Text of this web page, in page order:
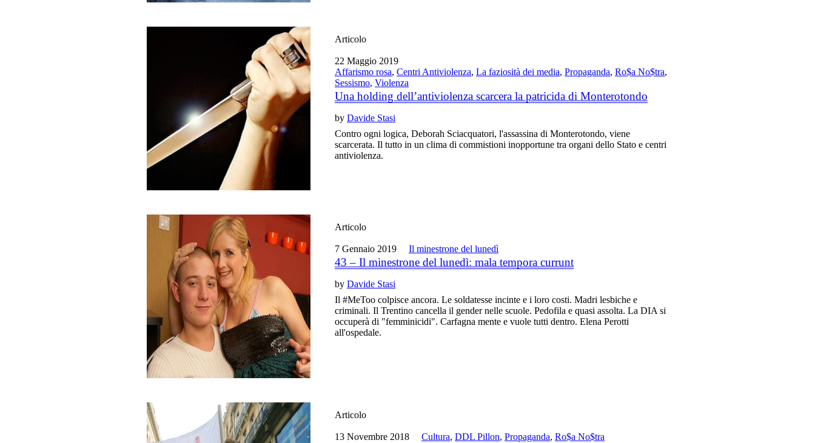
Articolo
22 Maggio 2019
Affarismo rosa,Centri Antiviolenza,La faziosità dei media,Propaganda,Ro$a No$tra,
Sessismo,Violenza
Una holding dell’antiviolenza scarcera la patricida di Monterotondo
byDavide Stasi
Contro ogni logica, Deborah Sciacquatori, l'assassina di Monterotondo, viene
scarcerata. Il tutto in un clima di commistioni inopportune tra organi dello Stato e centri
antiviolenza.
Articolo
7 Gennaio 2019 Il minestrone del lunedì
43 – Il minestrone del lunedì: mala tempora currunt
byDavide Stasi
Il #MeToo colpisce ancora. Le soldatesse incinte e i loro costi. Madri lesbiche e
criminali. Il Trentino cancella il gender nelle scuole. Pedofila e quasi assolta. La DIA si
occuperà di "femminicidi". Carfagna mente e vuole tutti dentro. Elena Perotti
all'ospedale.
Articolo
13 Novembre 2018 Cultura,DDL Pillon,Propaganda,Ro$a No$tra